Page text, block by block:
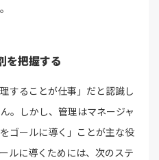
を把握する
することが仕事」だと認識し
。しかし、管理はマネージャ
ゴールに導く」ことが主な役
ルに導くためには、次のステ